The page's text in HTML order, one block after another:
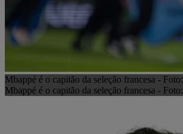
Mbappé é o capitão da seleção francesa - Foto:
Mbappé é o capitão da seleção francesa - Foto: